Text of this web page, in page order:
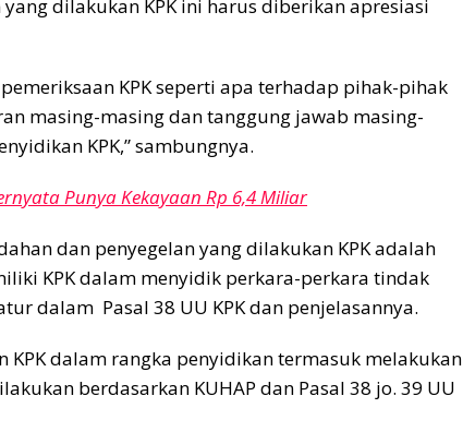
dilakukan KPK ini harus diberikan apresiasi
KPK seperti apa terhadap pihak-pihak
masing-masing dan tanggung jawab masing-
KPK,” sambungnya.
Punya Kekayaan Rp 6,4 Miliar
dan penyegelan yang dilakukan KPK adalah
KPK dalam menyidik perkara-perkara tindak
dalam Pasal 38 UU KPK dan penjelasannya.
KPK dalam rangka penyidikan termasuk melakukan
berdasarkan KUHAP dan Pasal 38 jo. 39 UU